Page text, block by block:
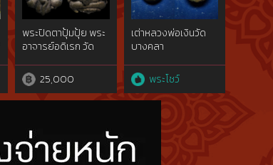
พระปิดตาปุ้มปุ้ย พระ
อาจารย์อดิเรก วัด
25,000
เต่าหลวงพ่อเงินวัด
บางคลา
เนื้อโลหะผสม
ทองคำgoldสภาพ
ใช้{rare show}
พระโชว์